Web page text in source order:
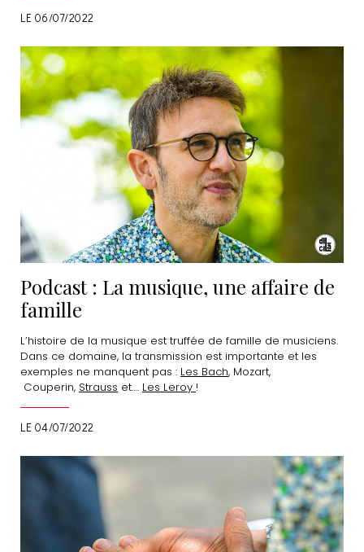
LE 06/07/2022
Podcast : La musique, une affaire de
famille
LE 04/07/2022
L’histoire de la musique est truffée de famille de musiciens.
Dans ce domaine, la transmission est importante et les
exemples ne manquent pas : Les Bach, Mozart,
Couperin, Strauss et…. Les Leroy !